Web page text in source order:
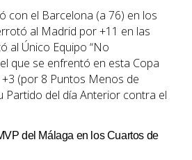
con el Barcelona (a 76) en los
al Madrid por +11 en las
al Único Equipo “No
que se enfrentó en esta Copa
+3 (por 8 Puntos Menos de
Partido del día Anterior contra el
del Málaga en los Cuartos de